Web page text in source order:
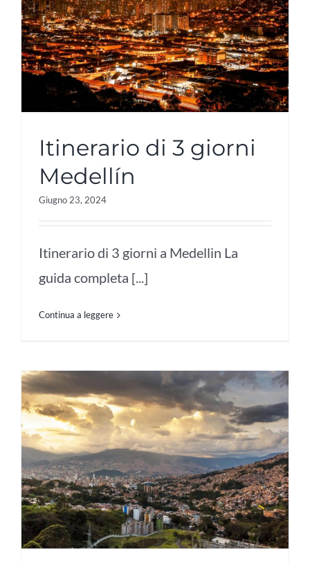
Itinerario di 3 giorni
Medellín
Giugno 23, 2024
Itinerario di 3 giorni a Medellin La
guida completa [...]
Continua a leggere